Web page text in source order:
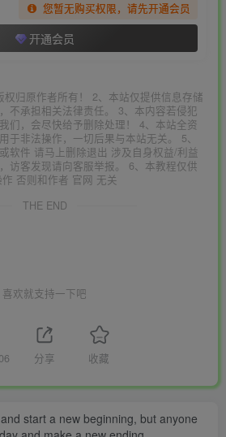
您暂无购买权限，请先开通会员
开通会员
权归原作者所有！ 2、本站仅提供信息存储
不承担相关法律责任。 3、本内容若侵犯
们，会尽快给予删除处理！ 4、本站全资
于非法操作，一切后果与本站无关。 5、
软件 请马上删除退出 涉及自身权益/利益
访客发现请向客服举报。 6、本教程仅供
否则和作者 官网 无关
THE END
喜欢就支持一下吧
分享 收藏
start a new beginning, but anyone